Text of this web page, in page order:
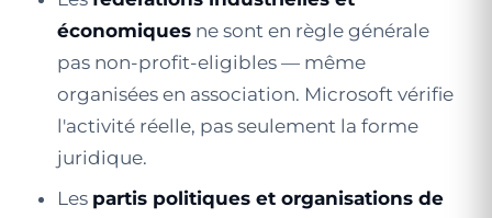
économiques ne sont en règle générale
pas non-profit-eligibles — même
organisées en association. Microsoft vérifie
l'activité réelle, pas seulement la forme
juridique.
Les partis politiques et organisations de